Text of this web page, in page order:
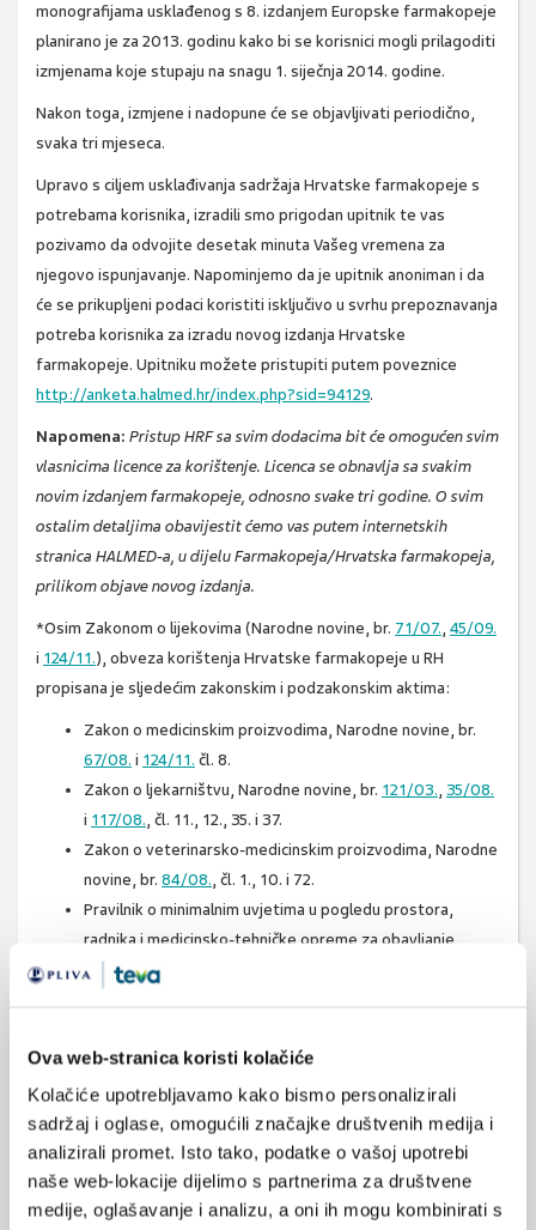
Ova web-stranica koristi kolačiće
Kolačiće upotrebljavamo kako bismo personalizirali
sadržaj i oglase, omogućili značajke društvenih medija i
analizirali promet. Isto tako, podatke o vašoj upotrebi
naše web-lokacije dijelimo s partnerima za društvene
medije, oglašavanje i analizu, a oni ih mogu kombinirati s
monografijama usklađenog s 8. izdanjem Europske farmakopeje
planirano je za 2013. godinu kako bi se korisnici mogli prilagoditi
izmjenama koje stupaju na snagu 1. siječnja 2014. godine.
Nakon toga, izmjene i nadopune će se objavljivati periodično,
svaka tri mjeseca.
Upravo s ciljem usklađivanja sadržaja Hrvatske farmakopeje s
potrebama korisnika, izradili smo prigodan upitnik te vas
pozivamo da odvojite desetak minuta Vašeg vremena za
njegovo ispunjavanje. Napominjemo da je upitnik anoniman i da
će se prikupljeni podaci koristiti isključivo u svrhu prepoznavanja
potreba korisnika za izradu novog izdanja Hrvatske
farmakopeje. Upitniku možete pristupiti putem poveznice
http://anketa.halmed.hr/index.php?sid=94129.
Napomena: Pristup HRF sa svim dodacima bit će omogućen svim
vlasnicima licence za korištenje. Licenca se obnavlja sa svakim
novim izdanjem farmakopeje, odnosno svake tri godine. O svim
ostalim detaljima obavijestit ćemo vas putem internetskih
stranica HALMED-a, u dijelu Farmakopeja/Hrvatska farmakopeja,
prilikom objave novog izdanja.
*Osim Zakonom o lijekovima (Narodne novine, br. 71/07., 45/09.
i 124/11.), obveza korištenja Hrvatske farmakopeje u RH
propisana je sljedećim zakonskim i podzakonskim aktima:
Zakon o medicinskim proizvodima, Narodne novine, br.
67/08. i 124/11. čl. 8.
Zakon o ljekarništvu, Narodne novine, br. 121/03., 35/08.
i 117/08., čl. 11., 12., 35. i 37.
Zakon o veterinarsko-medicinskim proizvodima, Narodne
novine, br. 84/08., čl. 1., 10. i 72.
Pravilnik o minimalnim uvjetima u pogledu prostora,
radnika i medicinsko-tehničke opreme za obavljanje
zdravstvene djelatnosti, Narodne novine, br.
Narodne novine, br.30/09.,73/09.
32/11.
Pravila dobre ljekarničke prakse, čl. 14.
Upitnik za reviziju Hrvatske farmakopeje
www.halmed.hr